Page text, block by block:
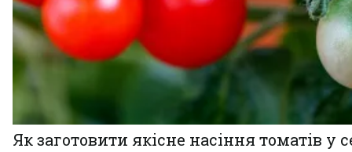
Як заготовити якісне насіння томатів у